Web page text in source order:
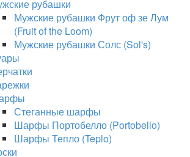
рубашки
Мужские рубашки Фрут оф зе Лум
(Fruit of the Loom)
Мужские рубашки Солс (Sol's)
Стеганные шарфы
Шарфы Портобелло (Portobello)
Шарфы Тепло (Teplo)